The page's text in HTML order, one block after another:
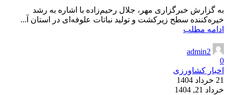
به گزارش خبرگزاری مهر، جلال رحیم‌زاده با اشاره به رشد
خیره‌کننده سطح زیرکشت و تولید نباتات علوفه‌ای در استان آ...
ادامه مطلب
admin2
0
اخبار کشاورزی
21 خرداد 1404
خرداد 21, 1404